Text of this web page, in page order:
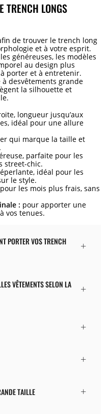
TRENCH LONGS
de trouver le trench long
et à votre esprit.
généreuses, les modèles
au design plus
porter et à entretenir.
desvêtements grande
la silhouette et
longueur jusqu’aux
idéal pour une allure
qui marque la taille et
parfaite pour les
street-chic.
idéal pour les
le style.
les mois plus frais, sans
: pour apporter une
vos tenues.
PORTER VOS TRENCH
VÊTEMENTS SELON LA
TAILLE